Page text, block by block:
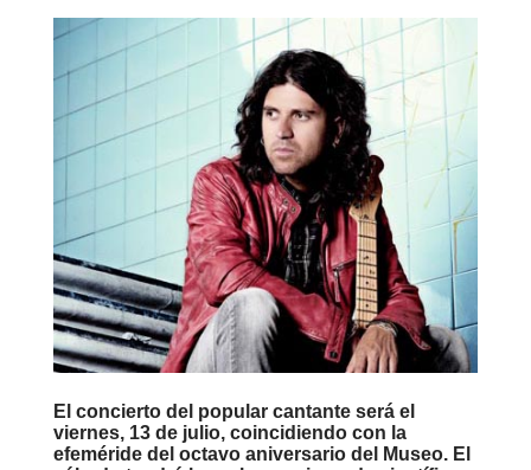
El concierto del popular cantante será el
viernes, 13 de julio, coincidiendo con la
efeméride del octavo aniversario del Museo. El